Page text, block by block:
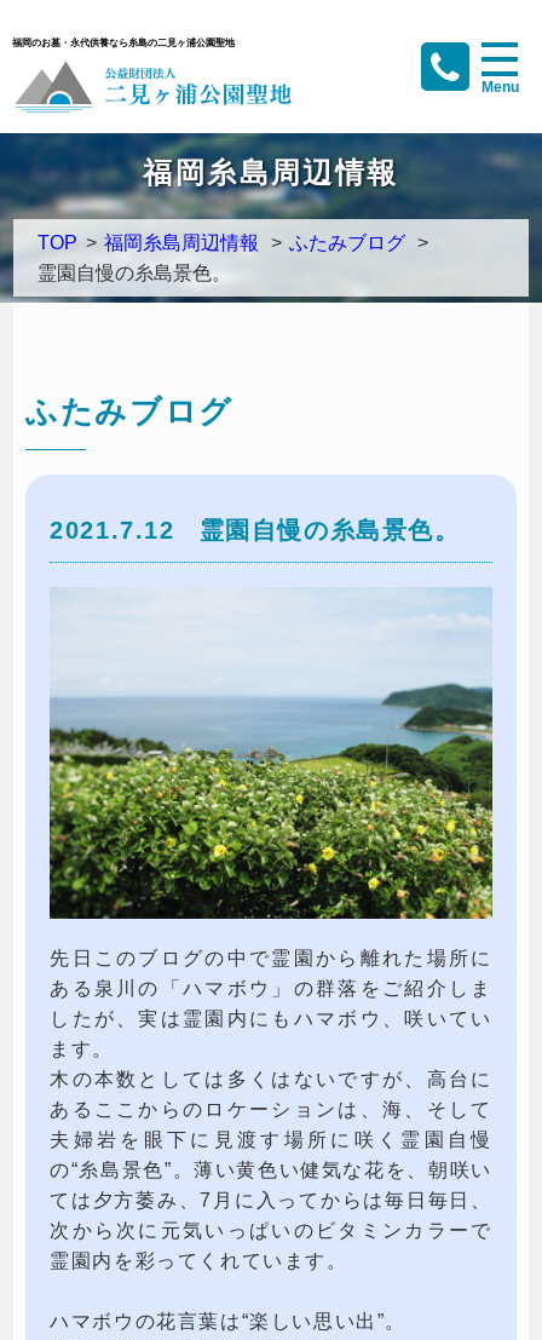
福岡のお墓・永代供養なら糸島の二見ヶ浦公園聖地
福岡糸島周辺情報
TOP > 福岡糸島周辺情報 > ふたみブログ
>
霊園自慢の糸島景色。
ふたみブログ
2021.7.12 霊園自慢の糸島景色。
先日このブログの中で霊園から離れた場所に
ある泉川の「ハマボウ」の群落をご紹介しま
したが、実は霊園内にもハマボウ、咲いてい
ます。
木の本数としては多くはないですが、高台に
あるここからのロケーションは、海、そして
夫婦岩を眼下に見渡す場所に咲く霊園自慢
の“糸島景色”。薄い黄色い健気な花を、朝咲い
ては夕方萎み、7月に入ってからは毎日毎日、
次から次に元気いっぱいのビタミンカラーで
霊園内を彩ってくれています。
ハマボウの花言葉は“楽しい思い出”。